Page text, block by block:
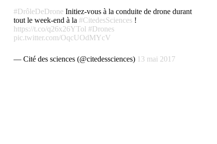
#DrôleDeDroneInitiez-vous à la conduite de drone durant
tout le week-end à la #CitedesSciences!
https://t.co/q26x26YTol #Drones
pic.twitter.com/OqcUOdMYcV
— Cité des sciences (@citedessciences) 13 mai 2017